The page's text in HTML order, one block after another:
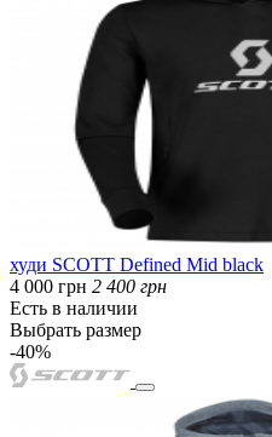
худи SCOTT Defined Mid black
4 000 грн 2 400 грн
Есть в наличии
Выбрать размер
-40%